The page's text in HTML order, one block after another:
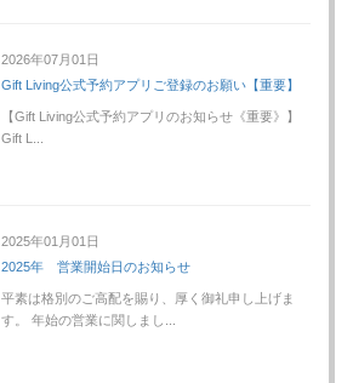
2026年07月01日
Gift Living公式予約アプリご登録のお願い【重要】
【Gift Living公式予約アプリのお知らせ《重要》】
Gift L...
2025年01月01日
2025年 営業開始日のお知らせ
平素は格別のご高配を賜り、厚く御礼申し上げま
す。 年始の営業に関しまし...